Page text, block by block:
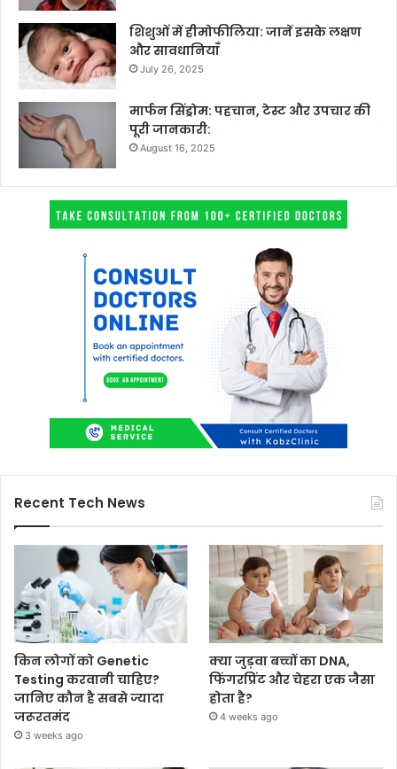
शिशुओं में हीमोफीलिया: जानें इसके लक्षण
और सावधानियाँ
July 26, 2025
मार्फन सिंड्रोम: पहचान, टेस्ट और उपचार की
पूरी जानकारी:
August 16, 2025
Recent Tech News
किन लोगों को Genetic
Testing करवानी चाहिए?
जानिए कौन है सबसे ज्यादा
जरूरतमंद
3 weeks ago
क्या जुड़वा बच्चों का DNA,
फिंगरप्रिंट और चेहरा एक जैसा
होता है?
4 weeks ago